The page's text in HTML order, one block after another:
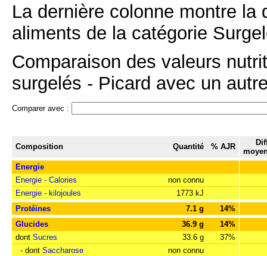
La dernière colonne montre
aliments de la catégorie
Comparaison des valeurs
surgelés - Picard avec un
Comparer avec :
Composition Quantité % AJR
Energie
Energie - Calories
non connu
Energie - kilojoules
1773 kJ
Protéines
7.1 g
14%
Glucides
36.9 g
14%
dont Sucres 33.6 g
37%
- dont Saccharose
non connu